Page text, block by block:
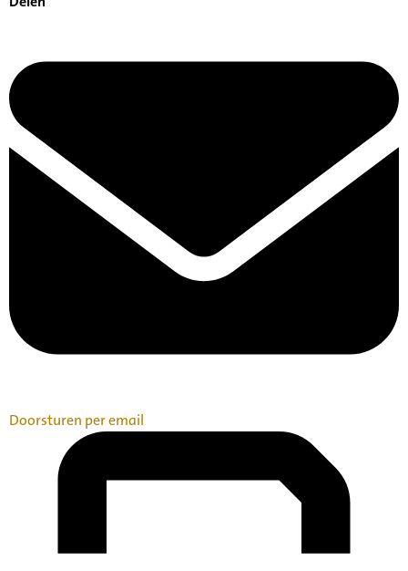
Doorsturen per email